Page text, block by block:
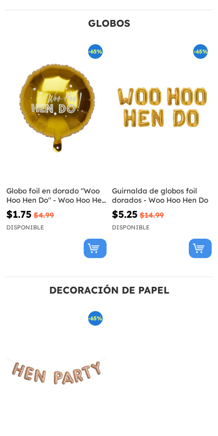
GLOBOS
-65%
Globo foil en dorado "Woo
Hoo Hen Do" - Woo Hoo Hen
Do
$1.75 $4.99
DISPONIBLE
-65%
Guirnalda de globos foil
dorados - Woo Hoo Hen Do
$5.25 $14.99
DISPONIBLE
DECORACIÓN DE PAPEL
-65%